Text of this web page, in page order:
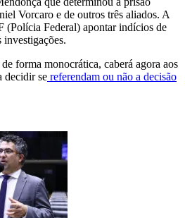
Vorcaro e de outros três aliados. A
(Polícia Federal) apontar indícios de
investigações.
forma monocrática, caberá agora aos
decidir se referendam ou não a decisão